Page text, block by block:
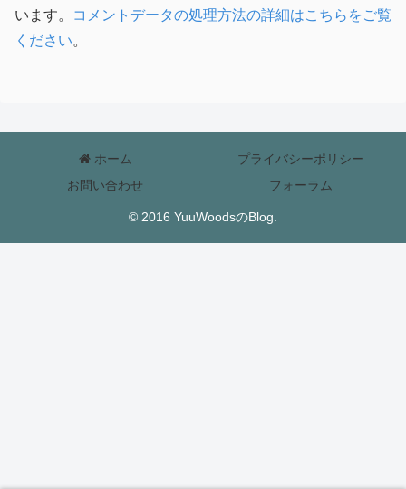
います。
コメントデータの処理方法の詳細はこちらをご覧
ください。
ホーム
プライバシーポリシー
お問い合わせ
フォーラム
© 2016 YuuWoodsのBlog.